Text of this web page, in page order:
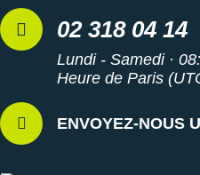
02 318 04 14
Lundi - Samedi ·
Heure de Paris
ENVOYEZ-NOUS